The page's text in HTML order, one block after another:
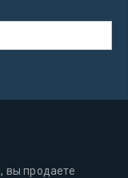
вы продаете